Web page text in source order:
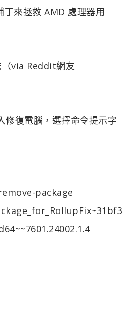
丁來拯救 AMD 處理器用
via Reddit網友
修復電腦，選擇命令提示字
package